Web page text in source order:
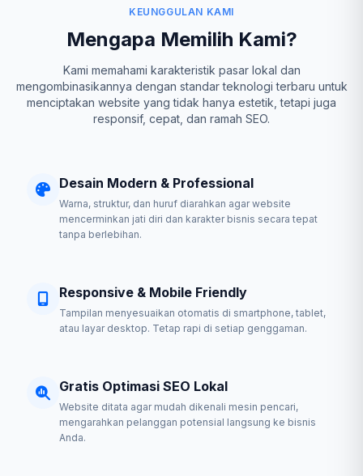
KEUNGGULAN KAMI
Mengapa Memilih Kami?
Kami memahami karakteristik pasar lokal dan
mengombinasikannya dengan standar teknologi terbaru untuk
menciptakan website yang tidak hanya estetik, tetapi juga
responsif, cepat, dan ramah SEO.
Desain Modern & Professional
Warna, struktur, dan huruf diarahkan agar website
mencerminkan jati diri dan karakter bisnis secara tepat
tanpa berlebihan.
Responsive & Mobile Friendly
Tampilan menyesuaikan otomatis di smartphone, tablet,
atau layar desktop. Tetap rapi di setiap genggaman.
Gratis Optimasi SEO Lokal
Website ditata agar mudah dikenali mesin pencari,
mengarahkan pelanggan potensial langsung ke bisnis
Anda.